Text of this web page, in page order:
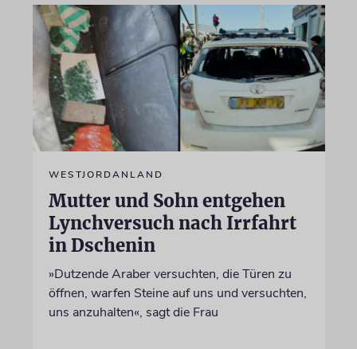
WESTJORDANLAND
Mutter und Sohn entgehen
Lynchversuch nach Irrfahrt
in Dschenin
»Dutzende Araber versuchten, die Türen zu
öffnen, warfen Steine auf uns und versuchten,
uns anzuhalten«, sagt die Frau